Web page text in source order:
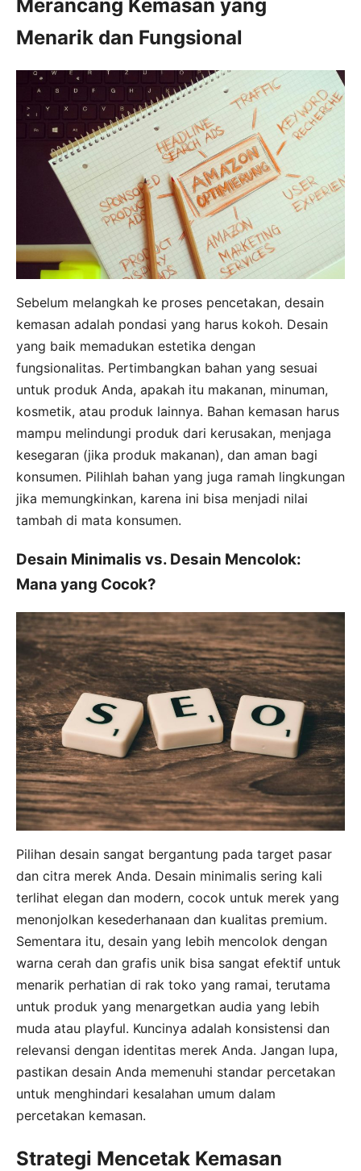
Merancang Kemasan yang
Menarik dan Fungsional
Sebelum melangkah ke proses pencetakan, desain
kemasan adalah pondasi yang harus kokoh. Desain
yang baik memadukan estetika dengan
fungsionalitas. Pertimbangkan bahan yang sesuai
untuk produk Anda, apakah itu makanan, minuman,
kosmetik, atau produk lainnya. Bahan kemasan harus
mampu melindungi produk dari kerusakan, menjaga
kesegaran (jika produk makanan), dan aman bagi
konsumen. Pilihlah bahan yang juga ramah lingkungan
jika memungkinkan, karena ini bisa menjadi nilai
tambah di mata konsumen.
Desain Minimalis vs. Desain Mencolok:
Mana yang Cocok?
Pilihan desain sangat bergantung pada target pasar
dan citra merek Anda. Desain minimalis sering kali
terlihat elegan dan modern, cocok untuk merek yang
menonjolkan kesederhanaan dan kualitas premium.
Sementara itu, desain yang lebih mencolok dengan
warna cerah dan grafis unik bisa sangat efektif untuk
menarik perhatian di rak toko yang ramai, terutama
untuk produk yang menargetkan audia yang lebih
muda atau playful. Kuncinya adalah konsistensi dan
relevansi dengan identitas merek Anda. Jangan lupa,
pastikan desain Anda memenuhi standar percetakan
untuk menghindari kesalahan umum dalam
percetakan kemasan.
Strategi Mencetak Kemasan